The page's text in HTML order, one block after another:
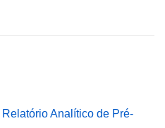
Analítico de Pré-